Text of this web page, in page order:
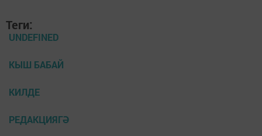
Теги:
UNDEFINED
КЫШ БАБАЙ
КИЛДЕ
РЕДАКЦИЯГӘ